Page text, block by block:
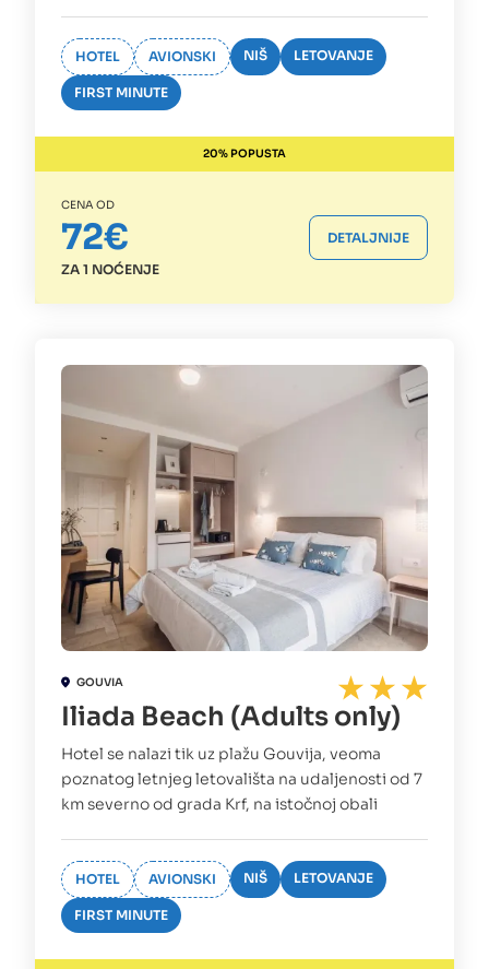
HOTEL AVIONSKI NIŠ LETOVANJE
FIRST MINUTE
20% POPUSTA
CENA OD
72€
ZA 1 NOĆENJE
DETALJNIJE
GOUVIA
Iliada Beach (Adults only)
Hotel se nalazi tik uz plažu Gouvija, veoma
poznatog letnjeg letovališta na udaljenosti od 7
km severno od grada Krf, na istočnoj obali
HOTEL AVIONSKI NIŠ LETOVANJE
FIRST MINUTE